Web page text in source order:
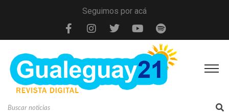
Seguimos por acá